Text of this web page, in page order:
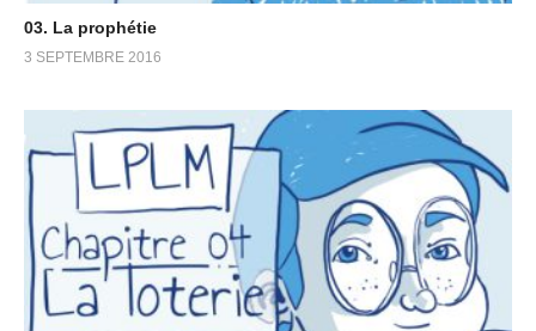
03. La prophétie
3 SEPTEMBRE 2016